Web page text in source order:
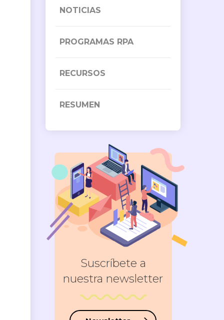
NOTICIAS
PROGRAMAS RPA
RECURSOS
RESUMEN
Suscríbete a
nuestra newsletter